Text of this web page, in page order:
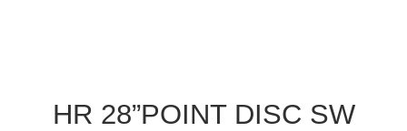
HR 28”POINT DISC SW